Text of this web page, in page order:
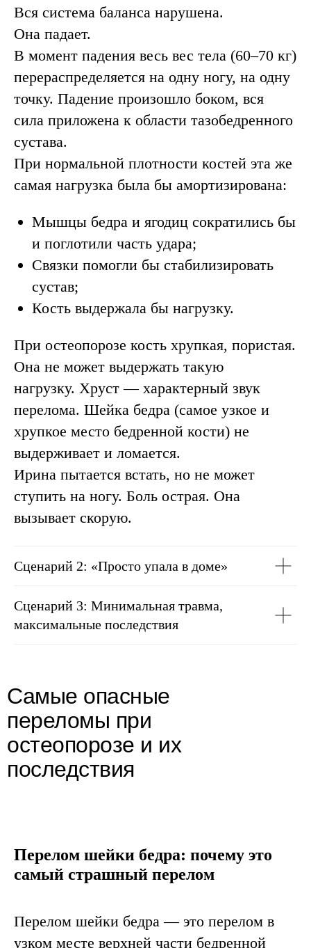
Вся система баланса нарушена.
Она падает.
В момент падения весь вес тела (60–70 кг)
перераспределяется на одну ногу, на одну
точку. Падение произошло боком, вся
сила приложена к области тазобедренного
сустава.
При нормальной плотности костей эта же
самая нагрузка была бы амортизирована:
Мышцы бедра и ягодиц сократились бы
и поглотили часть удара;
Связки помогли бы стабилизировать
сустав;
Кость выдержала бы нагрузку.
При остеопорозе кость хрупкая, пористая.
Она не может выдержать такую
нагрузку. Хруст — характерный звук
перелома. Шейка бедра (самое узкое и
хрупкое место бедренной кости) не
выдерживает и ломается.
Ирина пытается встать, но не может
ступить на ногу. Боль острая. Она
вызывает скорую.
Сценарий 2: «П росто упала в доме»
Сценарий 3: Минимальная травма,
максимальные последствия
Самые опасные
переломы при
остеопорозе и их
последствия
Перелом шейки бедра: почему это
самый страшный перелом
Перелом шейки бедра — это перелом в
узком месте верхней части бедренной
Проверьте кости
до того, как
произойдёт
беда!
Записаться
Сейчас — это лучшее время, чтобы
профилактику.